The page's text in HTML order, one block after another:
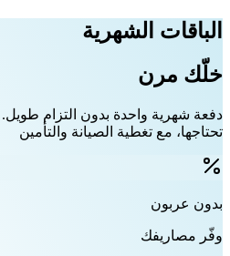
الباقات الشهرية
خلّك مرن
دفعة شهرية واحدة بدون التزام طويل.
تحتاجها، مع تغطية الصيانة والتأمين
بدون عربون
وفّر مصاريفك